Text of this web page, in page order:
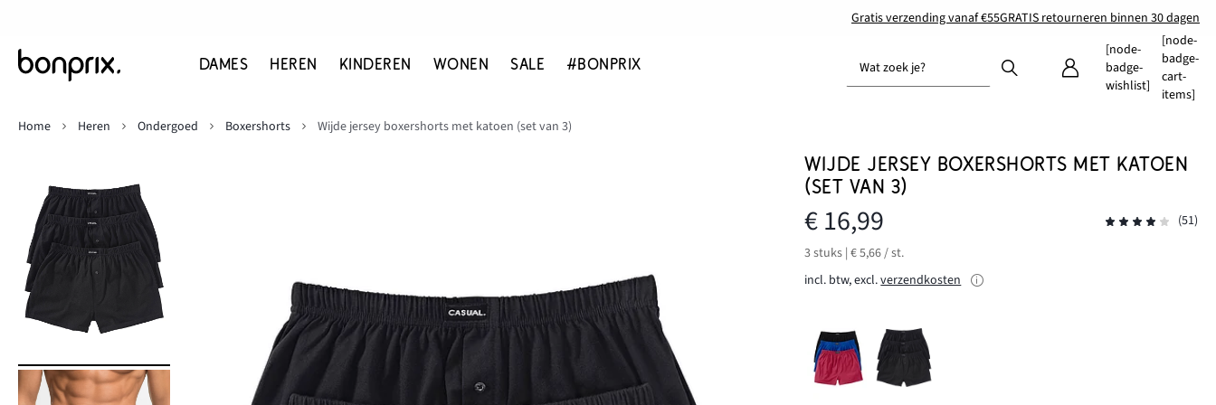
Gratis verzending vanaf €55GRATIS retourneren binnen 30 dagen
DAMES HEREN KINDEREN WONEN SALE #BONPRIX Wat zoek je?
[node-
badge-
wishlist]
[node-
badge-
cart-
items]
Home
Heren Ondergoed Boxershorts Wijde jersey boxershorts met katoen (set van 3)
WIJDE JERSEY BOXERSHORTS MET KATOEN
(SET VAN 3)
€ 16,99
(51)
3 stuks | € 5,66 / st.
incl. btw, excl.verzendkosten